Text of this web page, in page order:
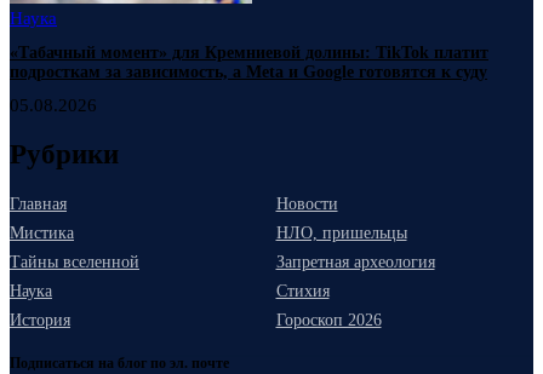
Наука
«Табачный момент» для Кремниевой долины: TikTok платит
подросткам за зависимость, а Meta и Google готовятся к суду
05.08.2026
Рубрики
Главная
Новости
Мистика
НЛО, пришельцы
Тайны вселенной
Запретная археология
Наука
Стихия
История
Гороскоп 2026
Подписаться на блог по эл. почте